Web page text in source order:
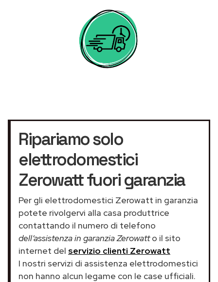
Ripariamo solo
elettrodomestici
Zerowatt fuori garanzia
Per gli elettrodomestici Zerowatt in garanzia
potete rivolgervi alla casa produttrice
contattando il numero di telefono
dell’assistenza in garanzia Zerowatto il sito
internet del servizio clienti Zerowatt
I nostri servizi di assistenza elettrodomestici
non hanno alcun legame con le case ufficiali.